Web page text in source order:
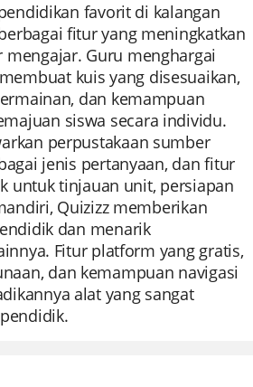
favorit di kalangan
fitur yang meningkatkan
Guru menghargai
kuis yang disesuaikan,
dan kemampuan
siswa secara individu.
perpustakaan sumber
jenis pertanyaan, dan fitur
untuk tinjauan unit, persiapan
Quizizz memberikan
dan menarik
Fitur platform yang gratis,
dan kemampuan navigasi
alat yang sangat